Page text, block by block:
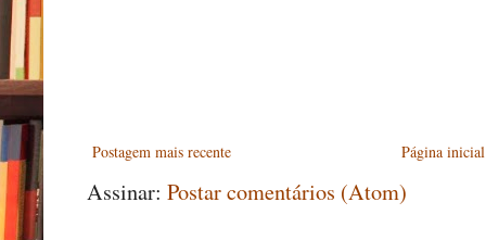
Postagem mais recente Página inicial
Assinar: Postar comentários (Atom)